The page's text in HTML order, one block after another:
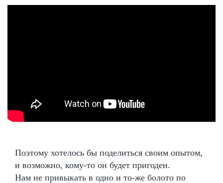
Поэтому хотелось бы поделиться своим опытом,
и возможно, кому-то он будет пригоден.
Нам не привыкать в одно и то-же болото по